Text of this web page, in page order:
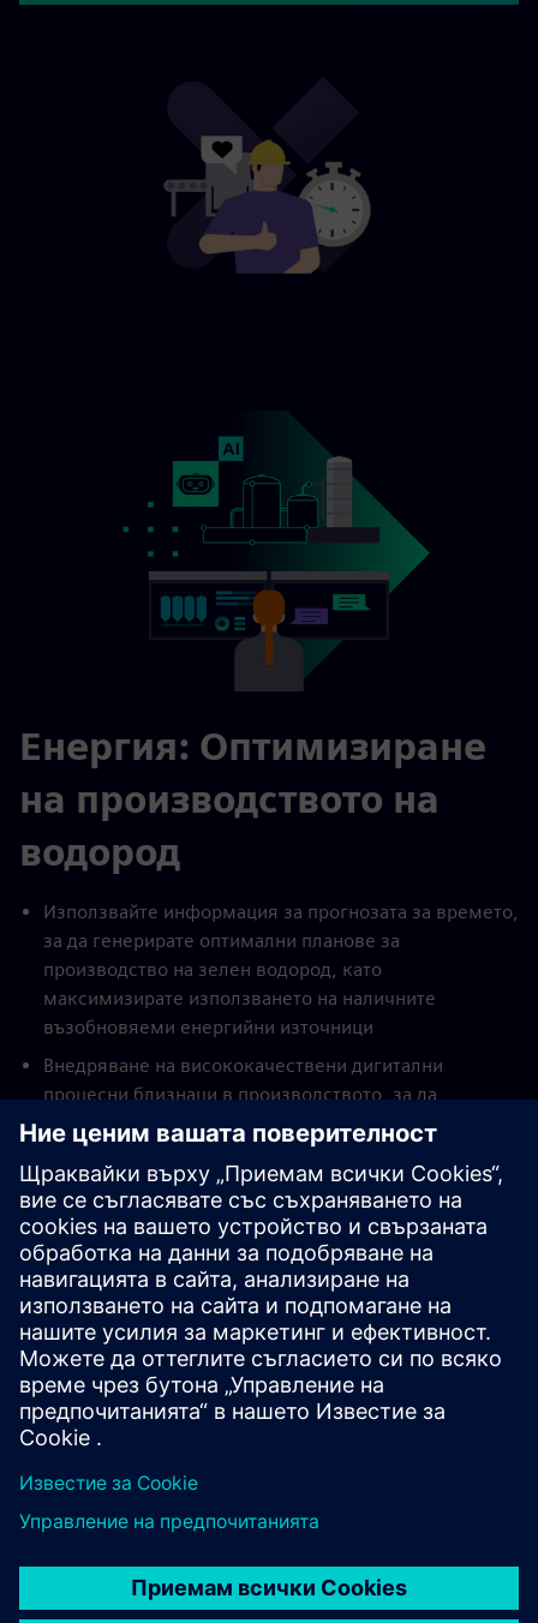
Енергия: Оптимизиране
на производството на
водород
Използвайте информация за прогнозата за времето,
за да генерирате оптимални планове за
производство на зелен водород, като
максимизирате използването на наличните
възобновяеми енергийни източници
Внедряване на висококачествени дигитални
процесни близнаци в производството, за да
проследите здравословното състояние на
електролизаторите и да оптимизирате системата
въз основа на истинското им състояние
Намалете производствените разходи с до 15% чрез
интелигентно планиране на производството и бърза
реакция на промените в плановете или прогнозите,
като използвате всички налични активи на място за
осигуряване на оптимална работа